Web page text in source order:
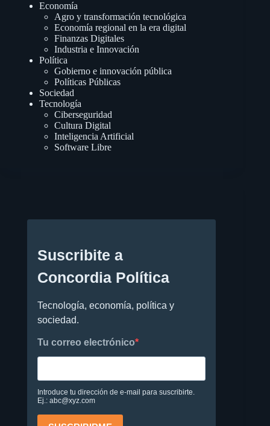
Economía
Agro y transformación tecnológica
Economía regional en la era digital
Finanzas Digitales
Industria e Innovación
Política
Gobierno e innovación pública
Políticas Públicas
Sociedad
Tecnología
Ciberseguridad
Cultura Digital
Inteligencia Artificial
Software Libre